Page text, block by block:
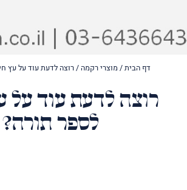
דף הבית/ מוצרי רקמה /רוצה לדעת עוד על עץ
רוצה לדעת עוד על
לספר תורה?